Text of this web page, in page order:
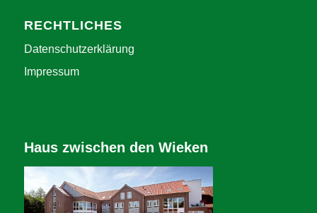
RECHTLICHES
Datenschutzerklärung
Impressum
Haus zwischen den Wieken